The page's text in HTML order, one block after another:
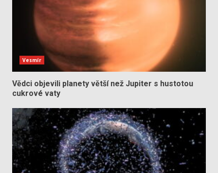
Vesmír
Vědci objevili planety větší než Jupiter s hustotou
cukrové vaty